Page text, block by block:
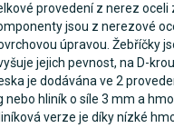
provedení z nerez oceli
jsou z nerezové
úpravou. Žebříčky
jejich pevnost, na D-
je dodávána ve 2
nebo hliník o síle 3 mm a
verze je díky nízké